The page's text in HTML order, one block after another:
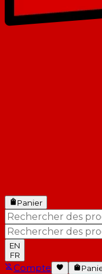
Panier
EN
FR
Compte